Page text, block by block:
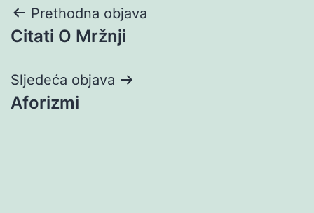
Navigacija
objava
Prethodna objava
Citati O Mržnji
Sljedeća objava
Aforizmi